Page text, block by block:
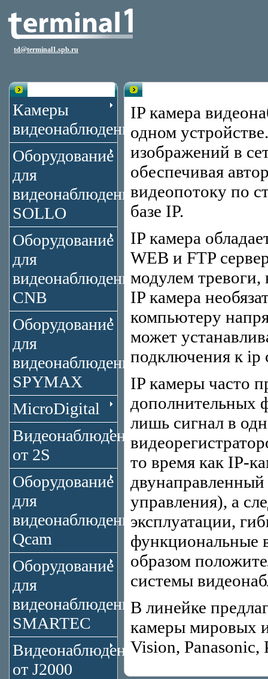
td@terminal1.spb.ru
Камеры
видеонаблюдения
Оборудование
для
видеонаблюдения
SOLLO
Оборудование
для
видеонаблюдения
CNB
Оборудование
для
видеонаблюдения
SPYMAX
MicroDigital
Видеонаблюдение
от 2S
Оборудование
для
видеонаблюдения
Qcam
Оборудование
для
видеонаблюдения
SMARTEC
Видеонаблюдение
от J2000
IP камера
одном
изображений в
обеспечивая
видеопотоку по
базе IP.
IP камера
WEB и FTP
модулем
IP камера
компьютеру
может
подключения к ip
IP камеры часто
дополнительных
лишь сигнал в
то время как IP-
управления), а
эксплуатации,
функциональные
образом
системы
В линейке
камеры мировых
Vision, Panasonic,